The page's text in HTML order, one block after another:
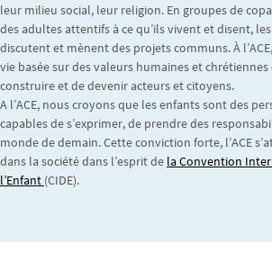
leur milieu social, leur religion. En groupes de
des adultes attentifs à ce qu’ils vivent et disent,
discutent et mènent des projets communs. À
vie basée sur des valeurs humaines et
construire et de devenir acteurs et citoyens.
A l’ACE, nous croyons que les enfants sont des
capables de s’exprimer, de prendre des
monde de demain. Cette conviction forte, l’ACE
dans la société dans l’esprit de la Convention
l’Enfant (CIDE).